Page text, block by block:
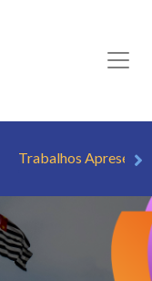
Trabalhos